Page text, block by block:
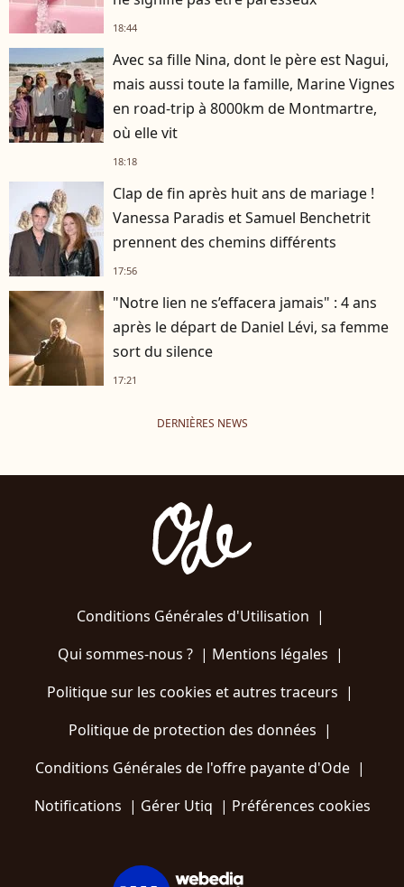
18:44
Avec sa fille Nina, dont le père est Nagui,
mais aussi toute la famille, Marine Vignes
en road-trip à 8000km de Montmartre,
où elle vit
18:18
Clap de fin après huit ans de mariage !
Vanessa Paradis et Samuel Benchetrit
prennent des chemins différents
17:56
"Notre lien ne s’effacera jamais" : 4 ans
après le départ de Daniel Lévi, sa femme
sort du silence
17:21
DERNIÈRES NEWS
Conditions Générales d'Utilisation |
Qui sommes-nous ?| Mentions légales |
Politique sur les cookies et autres traceurs |
Politique de protection des données |
Conditions Générales de l'offre payante d'Ode |
Notifications | Gérer Utiq | Préférences cookies